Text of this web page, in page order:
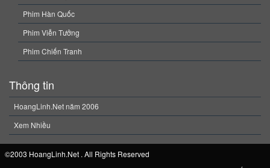
Phim Hàn Quốc
Phim Viễn Tưởng
Phim Chiến Tranh
Thông tin
HoangLinh.Net năm 2006
Xem Nhiều
©2003 HoangLinh.Net . All Rights Reserved